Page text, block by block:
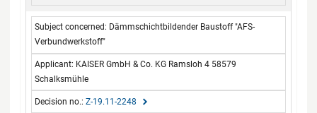
Dämmschichtbildender Baustoff "AFS-
Verbundwerkstoff"
KAISER GmbH & Co. KG Ramsloh 4 58579
Schalksmühle
Z-19.11-2248